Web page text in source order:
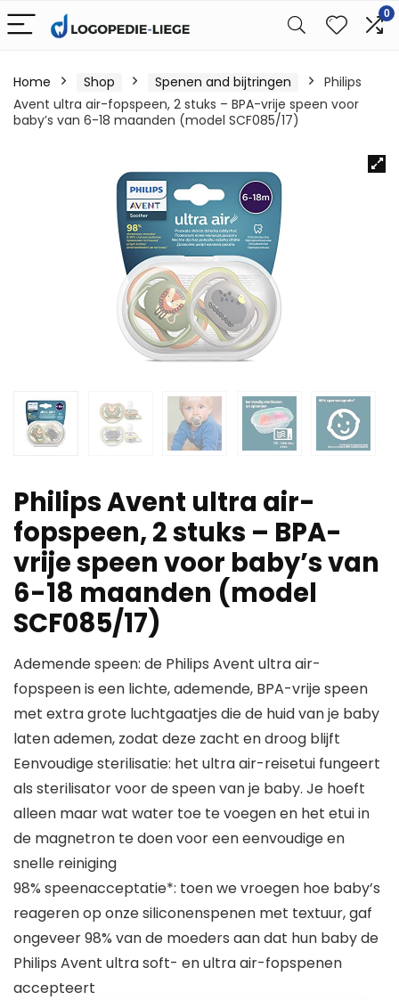
0
Home Shop Spenen and bijtringen
Philips
Avent ultra air-fopspeen, 2 stuks – BPA-vrije speen voor
baby’s van 6-18 maanden (model SCF085/17)
Philips Avent ultra air-
fopspeen, 2 stuks – BPA-
vrije speen voor baby’s van
6-18 maanden (model
SCF085/17)
Ademende speen: de Philips Avent ultra air-
fopspeen is een lichte, ademende, BPA-vrije speen
met extra grote luchtgaatjes die de huid van je baby
laten ademen, zodat deze zacht en droog blijft
Eenvoudige sterilisatie: het ultra air-reisetui fungeert
als sterilisator voor de speen van je baby. Je hoeft
alleen maar wat water toe te voegen en het etui in
de magnetron te doen voor een eenvoudige en
snelle reiniging
98% speenacceptatie*: toen we vroegen hoe baby’s
reageren op onze siliconenspenen met textuur, gaf
ongeveer 98% van de moeders aan dat hun baby de
Philips Avent ultra soft- en ultra air-fopspenen
accepteert